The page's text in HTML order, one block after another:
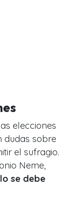
elecciones
dudas sobre
el sufragio.
Neme,
se debe